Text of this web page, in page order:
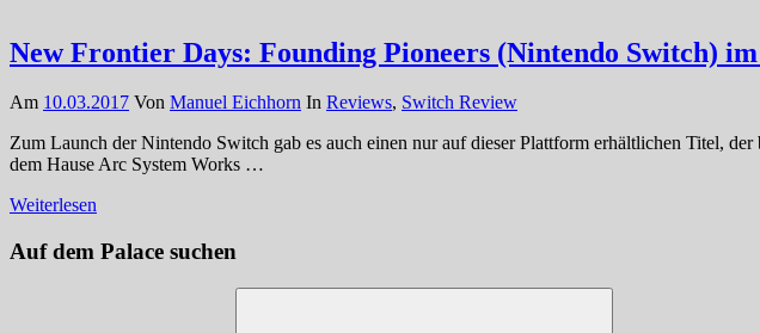
New Frontier Days: Founding Pioneers (Nintendo Switch)
Am 10.03.2017 Von Manuel Eichhorn In Reviews, Switch Review
Zum Launch der Nintendo Switch gab es auch einen nur auf dieser Plattform erhältlichen Titel,
dem Hause Arc System Works …
Weiterlesen
Auf dem Palace suchen